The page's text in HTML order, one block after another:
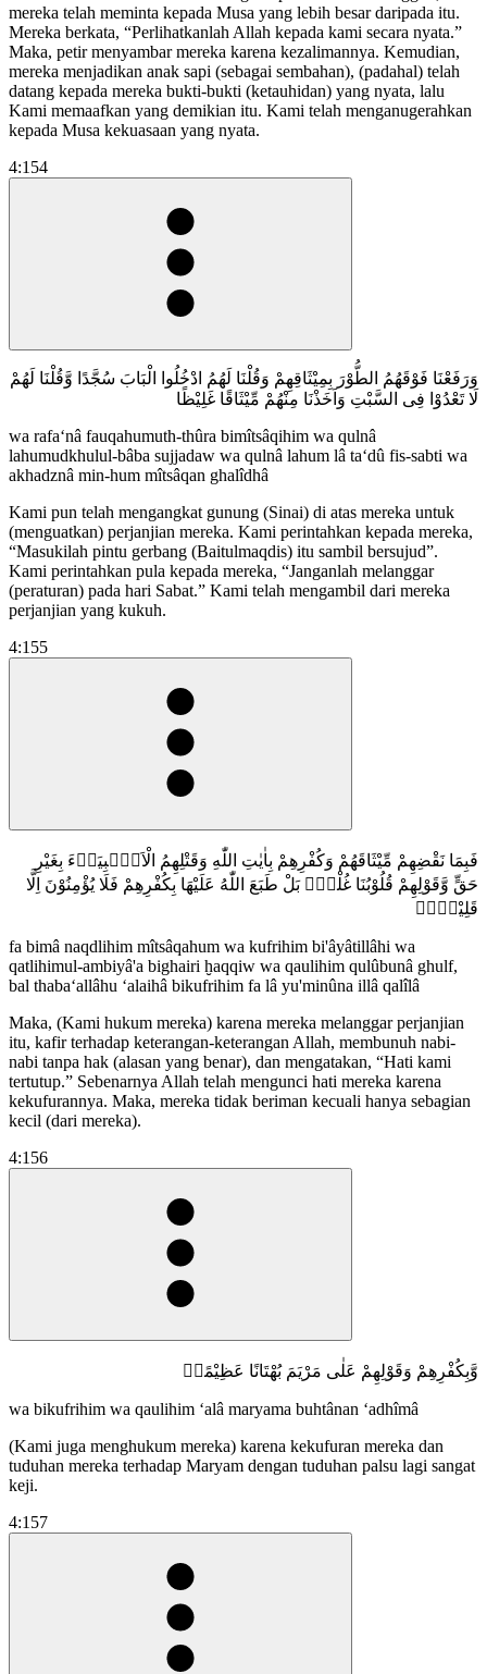
mereka telah meminta kepada Musa yang lebih besar daripada itu.
Mereka berkata, “Perlihatkanlah Allah kepada kami secara nyata.”
Maka, petir menyambar mereka karena kezalimannya. Kemudian,
mereka menjadikan anak sapi (sebagai sembahan), (padahal) telah
datang kepada mereka bukti-bukti (ketauhidan) yang nyata, lalu
Kami memaafkan yang demikian itu. Kami telah menganugerahkan
kepada Musa kekuasaan yang nyata.
4:154
وَرَفَعْنَا فَوْقَهُمُ الطُّوْرَ بِمِيْثَاقِهِمْ وَقُلْنَا لَهُمُ ادْخُلُوا الْبَابَ سُجَّدًا وَّقُلْنَا لَهُمْ
لَا تَعْدُوْا فِى السَّبْتِ وَاَخَذْنَا مِنْهُمْ مِّيْثَاقًا غَلِيْظًا
wa rafa‘nâ fauqahumuth-thûra bimîtsâqihim wa qulnâ
lahumudkhulul-bâba sujjadaw wa qulnâ lahum lâ ta‘dû fis-sabti wa
akhadznâ min-hum mîtsâqan ghalîdhâ
Kami pun telah mengangkat gunung (Sinai) di atas mereka untuk
(menguatkan) perjanjian mereka. Kami perintahkan kepada mereka,
“Masukilah pintu gerbang (Baitulmaqdis) itu sambil bersujud”.
Kami perintahkan pula kepada mereka, “Janganlah melanggar
(peraturan) pada hari Sabat.” Kami telah mengambil dari mereka
perjanjian yang kukuh.
4:155
فَبِمَا نَقْضِهِمْ مِّيْثَاقَهُمْ وَكُفْرِهِمْ بِاٰيٰتِ اللّٰهِ وَقَتْلِهِمُ الْاَنْۢبِيَاۤءَ بِغَيْرِ
حَقٍّ وَّقَوْلِهِمْ قُلُوْبُنَا غُلْفٌۗ بَلْ طَبَعَ اللّٰهُ عَلَيْهَا بِكُفْرِهِمْ فَلَا يُؤْمِنُوْنَ اِلَّا
قَلِيْلًاۖ
fa bimâ naqdlihim mîtsâqahum wa kufrihim bi'âyâtillâhi wa
qatlihimul-ambiyâ'a bighairi ḫaqqiw wa qaulihim qulûbunâ ghulf,
bal thaba‘allâhu ‘alaihâ bikufrihim fa lâ yu'minûna illâ qalîlâ
Maka, (Kami hukum mereka) karena mereka melanggar perjanjian
itu, kafir terhadap keterangan-keterangan Allah, membunuh nabi-
nabi tanpa hak (alasan yang benar), dan mengatakan, “Hati kami
tertutup.” Sebenarnya Allah telah mengunci hati mereka karena
kekufurannya. Maka, mereka tidak beriman kecuali hanya sebagian
kecil (dari mereka).
4:156
وَّبِكُفْرِهِمْ وَقَوْلِهِمْ عَلٰى مَرْيَمَ بُهْتَانًا عَظِيْمًاۙ
wa bikufrihim wa qaulihim ‘alâ maryama buhtânan ‘adhîmâ
(Kami juga menghukum mereka) karena kekufuran mereka dan
tuduhan mereka terhadap Maryam dengan tuduhan palsu lagi sangat
keji.
4:157